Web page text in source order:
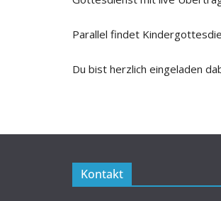
Parallel findet
Du bist herzlich eingeladen
Kontakt